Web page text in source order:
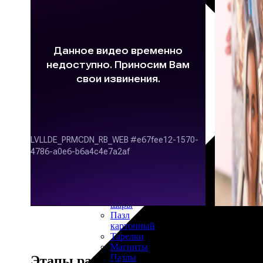
40х40
40х60
50х70
Пенокартон
Значки
Коврик
шары
Пазл
картонный
Тарелки
Магниты
Пазлы